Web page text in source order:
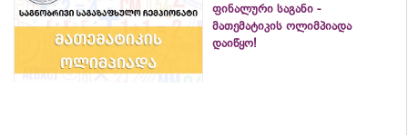
ფინალური საგანი -
მათემატიკის ოლიმპიადა
დაიწყო!